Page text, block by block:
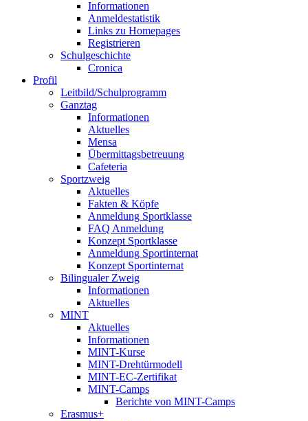
Informationen
Anmeldestatistik
Links zu Homepages
Registrieren
Schulgeschichte
Cronica
Profil
Leitbild/Schulprogramm
Ganztag
Informationen
Aktuelles
Mensa
Übermittagsbetreuung
Cafeteria
Sportzweig
Aktuelles
Fakten & Köpfe
Anmeldung Sportklasse
FAQ Anmeldung
Konzept Sportklasse
Anmeldung Sportinternat
Konzept Sportinternat
Bilingualer Zweig
Informationen
Aktuelles
MINT
Aktuelles
Informationen
MINT-Kurse
MINT-Drehtürmodell
MINT-EC-Zertifikat
MINT-Camps
Berichte von MINT-Camps
Erasmus+